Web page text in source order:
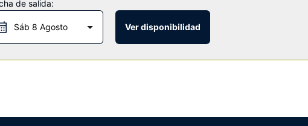
de salida:
Sáb 8 Agosto Ver disponibilidad